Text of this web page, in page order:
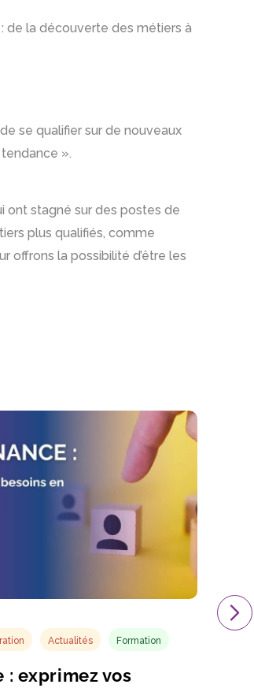
de la découverte des métiers à
se qualifier sur de nouveaux
».
ont stagné sur des postes de
plus qualifiés, comme
offrons la possibilité d’être les
Actualités Formation
: exprimez vos